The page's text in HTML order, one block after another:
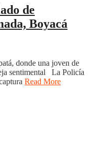
de
Boyacá
donde una joven de
sentimental La Policía
Read More